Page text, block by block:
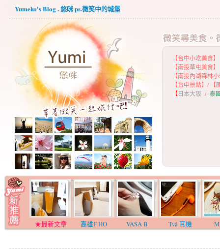
Yumeko's Blog . 悠咪 ps.微笑中的城堡
【台中小吃美食】
【南投草屯美食】
【南投內湖森林
【台中景點】 /
【日本大阪 / 泰
★最新文章 高雄F HO VASA B Två 耳機